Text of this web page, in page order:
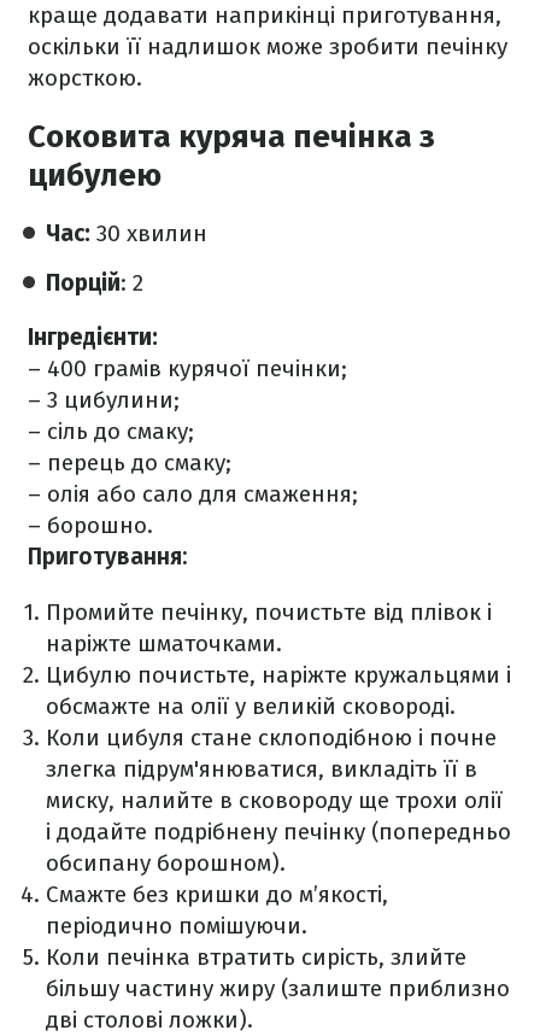
краще додавати наприкінці приготування,
оскільки її надлишок може зробити печінку
жорсткою.
Соковита куряча печінка з
цибулею
Час: 30 хвилин
Порцій: 2
Інгредієнти:
– 400 грамів курячої печінки;
– 3 цибулини;
– сіль до смаку;
– перець до смаку;
– олія або сало для смаження;
– борошно.
Приготування:
Промийте печінку, почистьте від плівок і
наріжте шматочками.
Цибулю почистьте, наріжте кружальцями і
обсмажте на олії у великій сковороді.
Коли цибуля стане склоподібною і почне
злегка підрум'янюватися, викладіть її в
миску, налийте в сковороду ще трохи олії
і додайте подрібнену печінку (попередньо
обсипану борошном).
Смажте без кришки до м’якості,
періодично помішуючи.
Коли печінка втратить сирість, злийте
більшу частину жиру (залиште приблизно
дві столові ложки).